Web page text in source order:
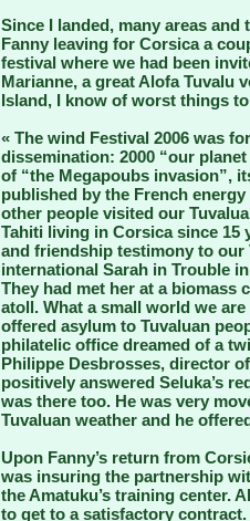
Since I landed, many areas
Fanny leaving for Corsica a
festival where we had been
Marianne, a great Alofa Tuvalu
Island, I know of worst things
« The wind Festival 2006 was
dissemination: 2000 “our
of “the Megapoubs invasion”,
published by the French
other people visited our
Tahiti living in Corsica since 15
and friendship testimony to our
international Sarah in Trouble
They had met her at a biomass
atoll. What a small world we
offered asylum to Tuvaluan
philatelic office dreamed of a
Philippe Desbrosses, director
positively answered Seluka’s
was there too. He was very
Tuvaluan weather and he
Upon Fanny’s return from
was insuring the partnership
the Amatuku’s training center.
to get to a satisfactory